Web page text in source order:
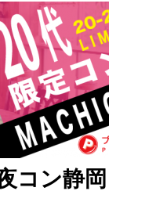
コン静岡